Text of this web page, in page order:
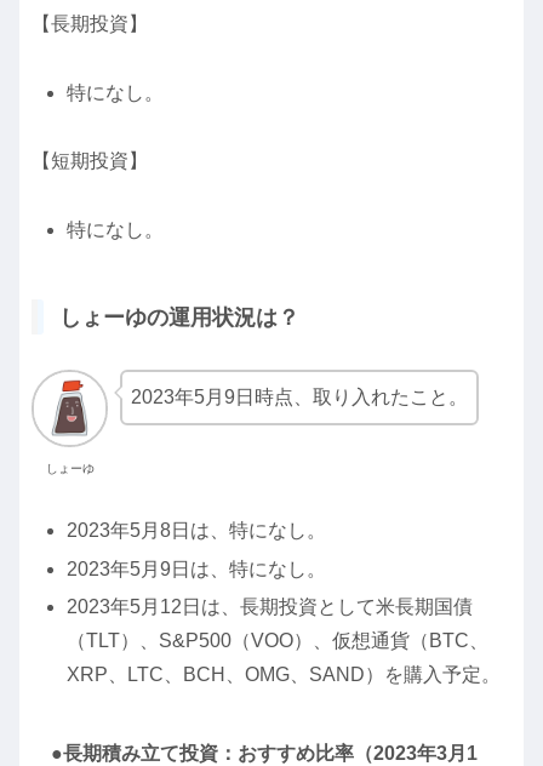
【長期投資】
特になし。
【短期投資】
特になし。
しょーゆの運用状況は？
しょーゆ
2023年5月9日時点、取り入れたこと。
2023年5月8日は、特になし。
2023年5月9日は、特になし。
2023年5月12日は、長期投資として米長期国債
（TLT）、S&P500（VOO）、仮想通貨（BTC、
XRP、LTC、BCH、OMG、SAND）を購入予定。
●長期積み立て投資：おすすめ比率（2023年3月1